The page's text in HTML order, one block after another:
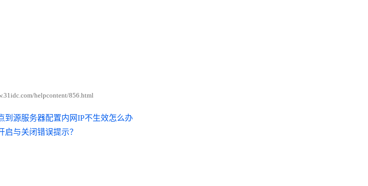
helpcontent/856.html
到源服务器配置内网IP不生效怎么办
启与关闭错误提示？